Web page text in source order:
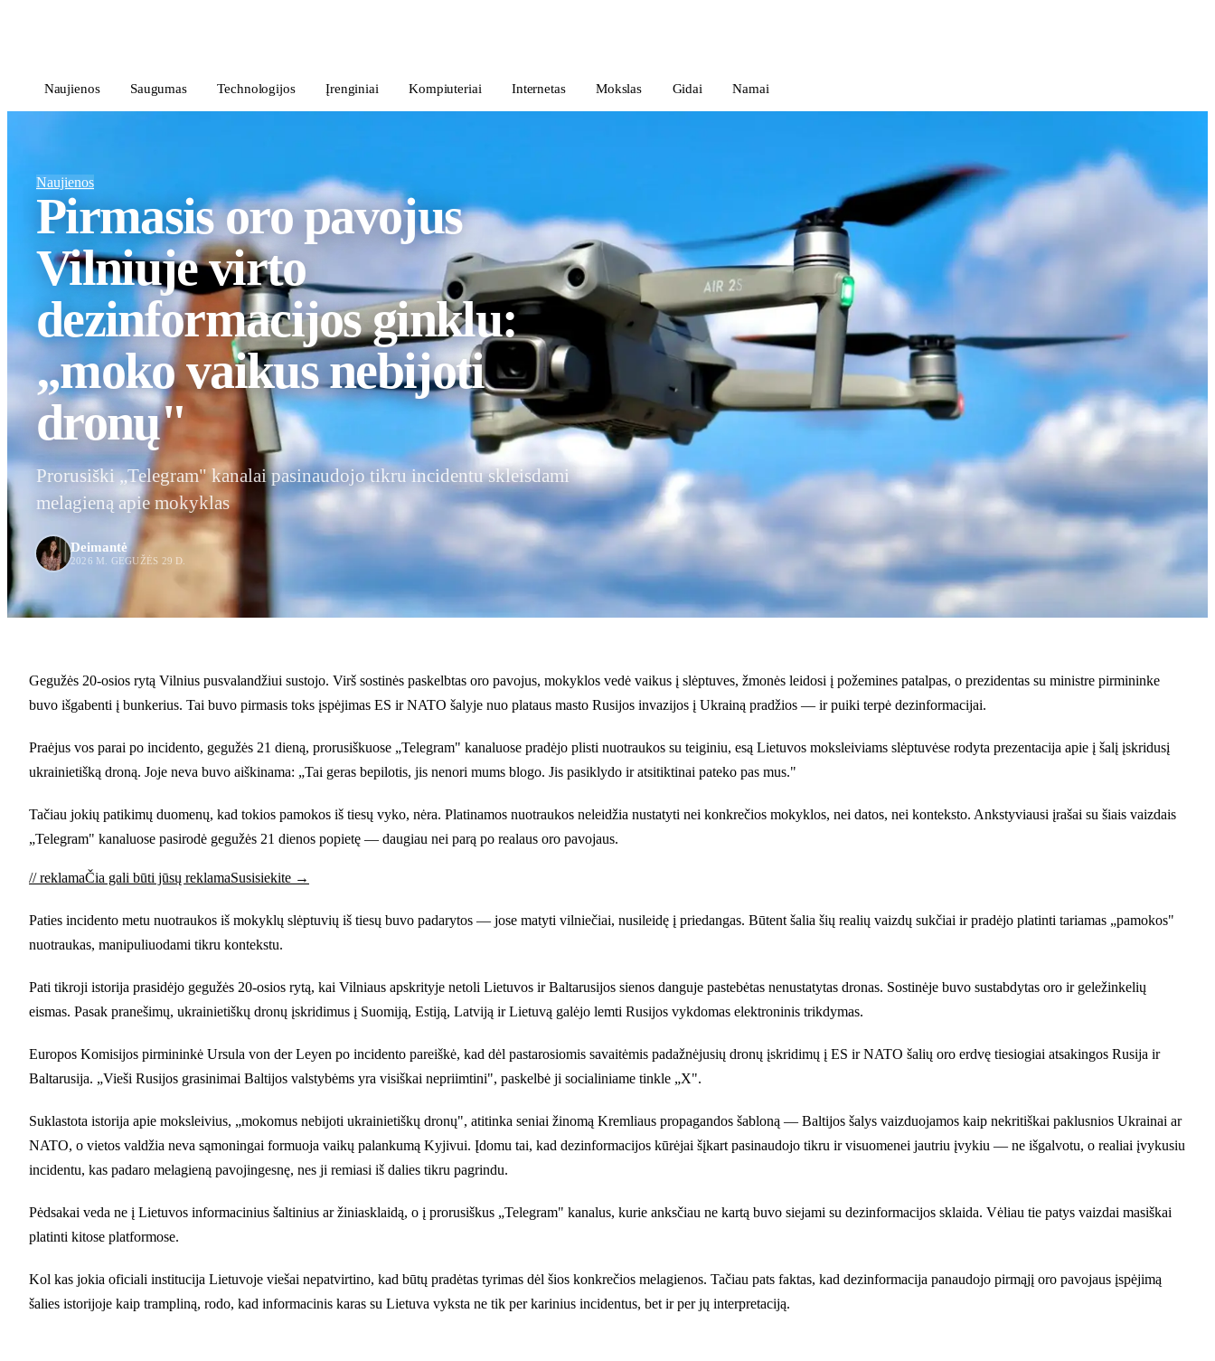
Naujienos Saugumas Technologijos Įrenginiai Kompiuteriai Internetas Mokslas Gidai Namai
Naujienos
Pirmasis oro pavojus
Vilniuje virto
dezinformacijos ginklu:
„moko vaikus nebijoti
dronų"
Prorusiški „Telegram" kanalai pasinaudojo tikru incidentu skleisdami
melagieną apie mokyklas
Deimantė
2026 M. GEGUŽĖS 29 D.
Gegužės 20-osios rytą Vilnius pusvalandžiui sustojo. Virš sostinės paskelbtas oro pavojus, mokyklos vedė vaikus į slėptuves, žmonės leidosi į požemines patalpas, o prezidentas su ministre pirmininke
buvo išgabenti į bunkerius. Tai buvo pirmasis toks įspėjimas ES ir NATO šalyje nuo plataus masto Rusijos invazijos į Ukrainą pradžios — ir puiki terpė dezinformacijai.
Praėjus vos parai po incidento, gegužės 21 dieną, prorusiškuose „Telegram" kanaluose pradėjo plisti nuotraukos su teiginiu, esą Lietuvos moksleiviams slėptuvėse rodyta prezentacija apie į šalį įskridusį
ukrainietišką droną. Joje neva buvo aiškinama: „Tai geras bepilotis, jis nenori mums blogo. Jis pasiklydo ir atsitiktinai pateko pas mus."
Tačiau jokių patikimų duomenų, kad tokios pamokos iš tiesų vyko, nėra. Platinamos nuotraukos neleidžia nustatyti nei konkrečios mokyklos, nei datos, nei konteksto. Ankstyviausi įrašai su šiais vaizdais
„Telegram" kanaluose pasirodė gegužės 21 dienos popietę — daugiau nei parą po realaus oro pavojaus.
// reklamaČia gali būti jūsų reklamaSusisiekite →
Paties incidento metu nuotraukos iš mokyklų slėptuvių iš tiesų buvo padarytos — jose matyti vilniečiai, nusileidę į priedangas. Būtent šalia šių realių vaizdų sukčiai ir pradėjo platinti tariamas „pamokos"
nuotraukas, manipuliuodami tikru kontekstu.
Pati tikroji istorija prasidėjo gegužės 20-osios rytą, kai Vilniaus apskrityje netoli Lietuvos ir Baltarusijos sienos danguje pastebėtas nenustatytas dronas. Sostinėje buvo sustabdytas oro ir geležinkelių
eismas. Pasak pranešimų, ukrainietiškų dronų įskridimus į Suomiją, Estiją, Latviją ir Lietuvą galėjo lemti Rusijos vykdomas elektroninis trikdymas.
Europos Komisijos pirmininkė Ursula von der Leyen po incidento pareiškė, kad dėl pastarosiomis savaitėmis padažnėjusių dronų įskridimų į ES ir NATO šalių oro erdvę tiesiogiai atsakingos Rusija ir
Baltarusija. „Vieši Rusijos grasinimai Baltijos valstybėms yra visiškai nepriimtini", paskelbė ji socialiniame tinkle „X".
Suklastota istorija apie moksleivius, „mokomus nebijoti ukrainietiškų dronų", atitinka seniai žinomą Kremliaus propagandos šabloną — Baltijos šalys vaizduojamos kaip nekritiškai paklusnios Ukrainai ar
NATO, o vietos valdžia neva sąmoningai formuoja vaikų palankumą Kyjivui. Įdomu tai, kad dezinformacijos kūrėjai šįkart pasinaudojo tikru ir visuomenei jautriu įvykiu — ne išgalvotu, o realiai įvykusiu
incidentu, kas padaro melagieną pavojingesnę, nes ji remiasi iš dalies tikru pagrindu.
Pėdsakai veda ne į Lietuvos informacinius šaltinius ar žiniasklaidą, o į prorusiškus „Telegram" kanalus, kurie anksčiau ne kartą buvo siejami su dezinformacijos sklaida. Vėliau tie patys vaizdai masiškai
platinti kitose platformose.
Kol kas jokia oficiali institucija Lietuvoje viešai nepatvirtino, kad būtų pradėtas tyrimas dėl šios konkrečios melagienos. Tačiau pats faktas, kad dezinformacija panaudojo pirmąjį oro pavojaus įspėjimą
šalies istorijoje kaip trampliną, rodo, kad informacinis karas su Lietuva vyksta ne tik per karinius incidentus, bet ir per jų interpretaciją.